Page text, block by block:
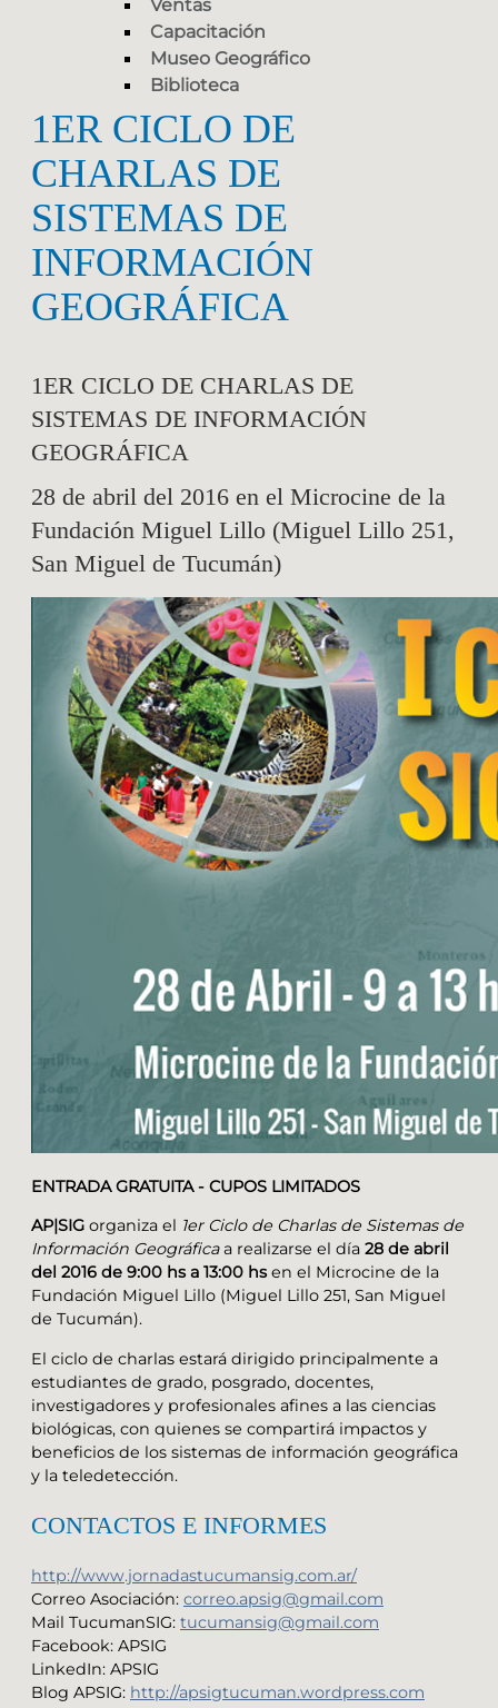
Ventas
Capacitación
Museo Geográfico
Biblioteca
1ER CICLO DE
CHARLAS DE
SISTEMAS DE
INFORMACIÓN
GEOGRÁFICA
1ER CICLO DE CHARLAS DE
SISTEMAS DE INFORMACIÓN
GEOGRÁFICA
28 de abril del 2016 en el Microcine de la
Fundación Miguel Lillo (Miguel Lillo 251,
San Miguel de Tucumán)
ENTRADA GRATUITA - CUPOS LIMITADOS
AP|SIG organiza el 1er Ciclo de Charlas de Sistemas de
Información Geográficaa realizarse el día 28 de abril
del 2016 de 9:00 hs a 13:00 hsen el Microcine de la
Fundación Miguel Lillo (Miguel Lillo 251, San Miguel
de Tucumán).
El ciclo de charlas estará dirigido principalmente a
estudiantes de grado, posgrado, docentes,
investigadores y profesionales afines a las ciencias
biológicas, con quienes se compartirá impactos y
beneficios de los sistemas de información geográfica
y la teledetección.
CONTACTOS E INFORMES
http://www.jornadastucumansig.com.ar/
Correo Asociación: correo.apsig@gmail.com
Mail TucumanSIG: tucumansig@gmail.com
Facebook: APSIG
LinkedIn: APSIG
Blog APSIG: http://apsigtucuman.wordpress.com